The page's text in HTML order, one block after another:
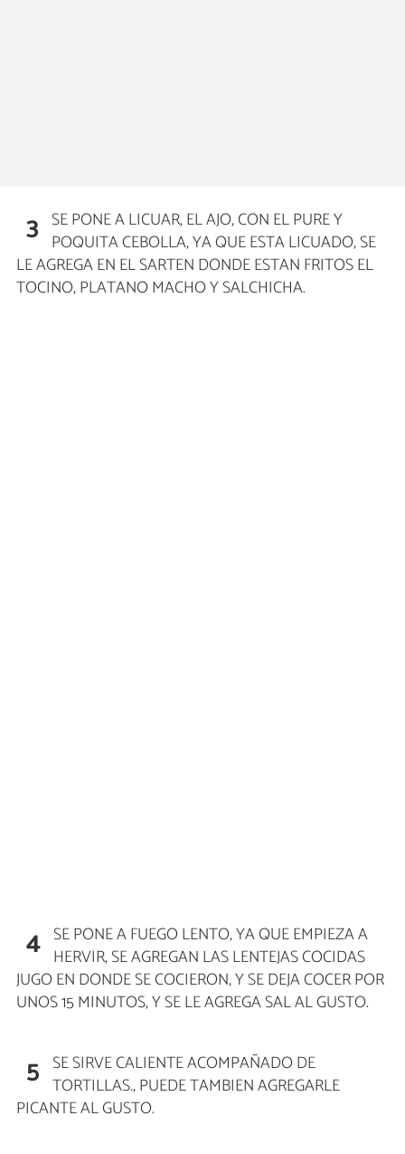
3 SE PONE A LICUAR, EL AJO, CON EL PURE Y
POQUITA CEBOLLA, YA QUE ESTA LICUADO, SE
LE AGREGA EN EL SARTEN DONDE ESTAN FRITOS EL
TOCINO, PLATANO MACHO Y SALCHICHA.
4 SE PONE A FUEGO LENTO, YA QUE EMPIEZA A
HERVIR, SE AGREGAN LAS LENTEJAS COCIDAS
JUGO EN DONDE SE COCIERON, Y SE DEJA COCER POR
UNOS 15 MINUTOS, Y SE LE AGREGA SAL AL GUSTO.
5 SE SIRVE CALIENTE ACOMPAÑADO DE
TORTILLAS., PUEDE TAMBIEN AGREGARLE
PICANTE AL GUSTO.